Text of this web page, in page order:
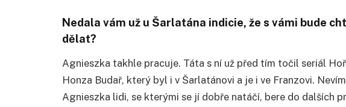
Nedala vám už u Šarlatána indicie, že s vámi bude
dělat?
Agnieszka takhle pracuje. Táta s ní už před tím točil seriál
Honza Budař, který byl i v Šarlatánovi a je i ve Franzovi.
Agnieszka lidi, se kterými se jí dobře natáčí, bere do dalších